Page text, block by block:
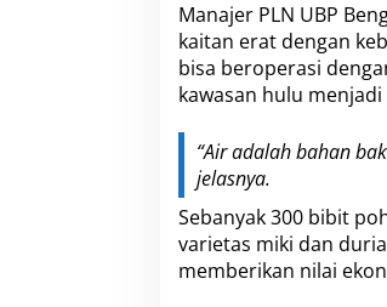
Manajer PLN UBP
kaitan erat dengan
bisa beroperasi
kawasan hulu
“Air adalah bahan
jelasnya.
Sebanyak 300 bibit
varietas miki dan
memberikan nilai